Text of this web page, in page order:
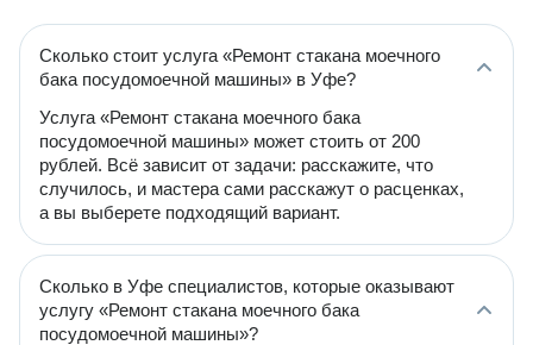
Сколько стоит услуга «Ремонт стакана моечного
бака посудомоечной машины» в Уфе?
Услуга «Ремонт стакана моечного бака
посудомоечной машины» может стоить от 200
рублей. Всё зависит от задачи: расскажите, что
случилось, и мастера сами расскажут о расценках,
а вы выберете подходящий вариант.
Сколько в Уфе специалистов, которые оказывают
услугу «Ремонт стакана моечного бака
посудомоечной машины»?